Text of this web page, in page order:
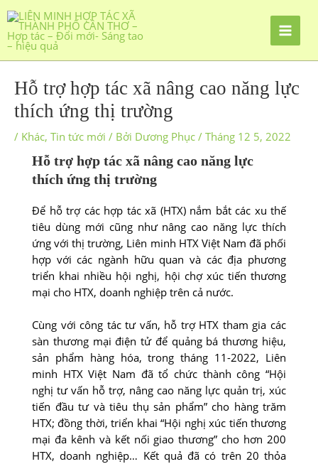
Hỗ trợ hợp tác xã nâng cao năng lực
thích ứng thị trường
/ Khác, Tin tức mới / Bởi Dương Phục / Tháng 12 5, 2022
Hỗ trợ hợp tác xã nâng cao năng lực
thích ứng thị trường
Để hỗ trợ các hợp tác xã (HTX) nắm bắt các xu thế
tiêu dùng mới cũng như nâng cao năng lực thích
ứng với thị trường, Liên minh HTX Việt Nam đã phối
hợp với các ngành hữu quan và các địa phương
triển khai nhiều hội nghị, hội chợ xúc tiến thương
mại cho HTX, doanh nghiệp trên cả nước.
Cùng với công tác tư vấn, hỗ trợ HTX tham gia các
sàn thương mại điện tử để quảng bá thương hiệu,
sản phẩm hàng hóa, trong tháng 11-2022, Liên
minh HTX Việt Nam đã tổ chức thành công “Hội
nghị tư vấn hỗ trợ, nâng cao năng lực quản trị, xúc
tiến đầu tư và tiêu thụ sản phẩm” cho hàng trăm
HTX; đồng thời, triển khai “Hội nghị xúc tiến thương
mại đa kênh và kết nối giao thương” cho hơn 200
HTX, doanh nghiệp… Kết quả đã có trên 20 thỏa